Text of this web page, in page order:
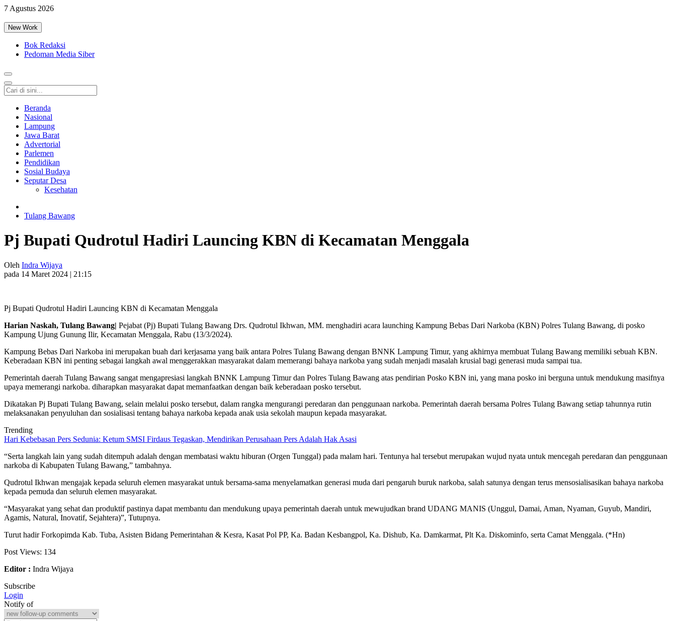
7 Agustus 2026
New Work
Bok Redaksi
Pedoman Media Siber
Beranda
Nasional
Lampung
Jawa Barat
Advertorial
Parlemen
Pendidikan
Sosial Budaya
Seputar Desa
Kesehatan
Tulang Bawang
Pj Bupati Qudrotul Hadiri Launcing KBN di Kecamatan Menggala
Oleh Indra Wijaya
pada 14 Maret 2024 | 21:15
Pj Bupati Qudrotul Hadiri Launcing KBN di Kecamatan Menggala
Harian Naskah, Tulang Bawang| Pejabat (Pj) Bupati Tulang Bawang Drs. Qudrotul Ikhwan, MM. menghadiri acara launching Kampung Bebas Dari Narkoba (KBN) Polres Tulang Bawang, di posko
Kampung Ujung Gunung Ilir, Kecamatan Menggala, Rabu (13/3/2024).
Kampung Bebas Dari Narkoba ini merupakan buah dari kerjasama yang baik antara Polres Tulang Bawang dengan BNNK Lampung Timur, yang akhirnya membuat Tulang Bawang memiliki sebuah KBN.
Keberadaan KBN ini penting sebagai langkah awal menggerakkan masyarakat dalam memerangi bahaya narkoba yang sudah menjadi masalah krusial bagi generasi muda sampai tua.
Pemerintah daerah Tulang Bawang sangat mengapresiasi langkah BNNK Lampung Timur dan Polres Tulang Bawang atas pendirian Posko KBN ini, yang mana posko ini berguna untuk mendukung masifnya
upaya memerangi narkoba. diharapkan masyarakat dapat memanfaatkan dengan baik keberadaan posko tersebut.
Dikatakan Pj Bupati Tulang Bawang, selain melalui posko tersebut, dalam rangka mengurangi peredaran dan penggunaan narkoba. Pemerintah daerah bersama Polres Tulang Bawang setiap tahunnya rutin
melaksanakan penyuluhan dan sosialisasi tentang bahaya narkoba kepada anak usia sekolah maupun kepada masyarakat.
Trending
Hari Kebebasan Pers Sedunia: Ketum SMSI Firdaus Tegaskan, Mendirikan Perusahaan Pers Adalah Hak Asasi
“Serta langkah lain yang sudah ditempuh adalah dengan membatasi waktu hiburan (Orgen Tunggal) pada malam hari. Tentunya hal tersebut merupakan wujud nyata untuk mencegah peredaran dan penggunaan
narkoba di Kabupaten Tulang Bawang,” tambahnya.
Qudrotul Ikhwan mengajak kepada seluruh elemen masyarakat untuk bersama-sama menyelamatkan generasi muda dari pengaruh buruk narkoba, salah satunya dengan terus mensosialisasikan bahaya narkoba
kepada pemuda dan seluruh elemen masyarakat.
“Masyarakat yang sehat dan produktif pastinya dapat membantu dan mendukung upaya pemerintah daerah untuk mewujudkan brand UDANG MANIS (Unggul, Damai, Aman, Nyaman, Guyub, Mandiri,
Agamis, Natural, Inovatif, Sejahtera)”, Tutupnya.
Turut hadir Forkopimda Kab. Tuba, Asisten Bidang Pemerintahan & Kesra, Kasat Pol PP, Ka. Badan Kesbangpol, Ka. Dishub, Ka. Damkarmat, Plt Ka. Diskominfo, serta Camat Menggala. (*Hn)
Post Views: 134
Editor : Indra Wijaya
Subscribe
Login
Notify of